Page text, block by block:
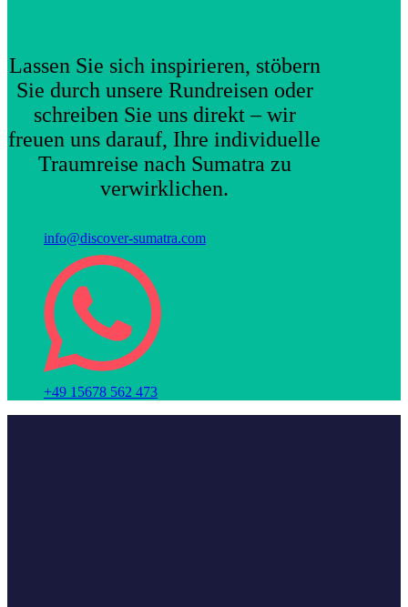
Lassen Sie sich inspirieren, stöbern
Sie durch unsere Rundreisen oder
schreiben Sie uns direkt – wir
freuen uns darauf, Ihre individuelle
Traumreise nach Sumatra zu
verwirklichen.
info@discover-sumatra.com
+49 15678 562 473